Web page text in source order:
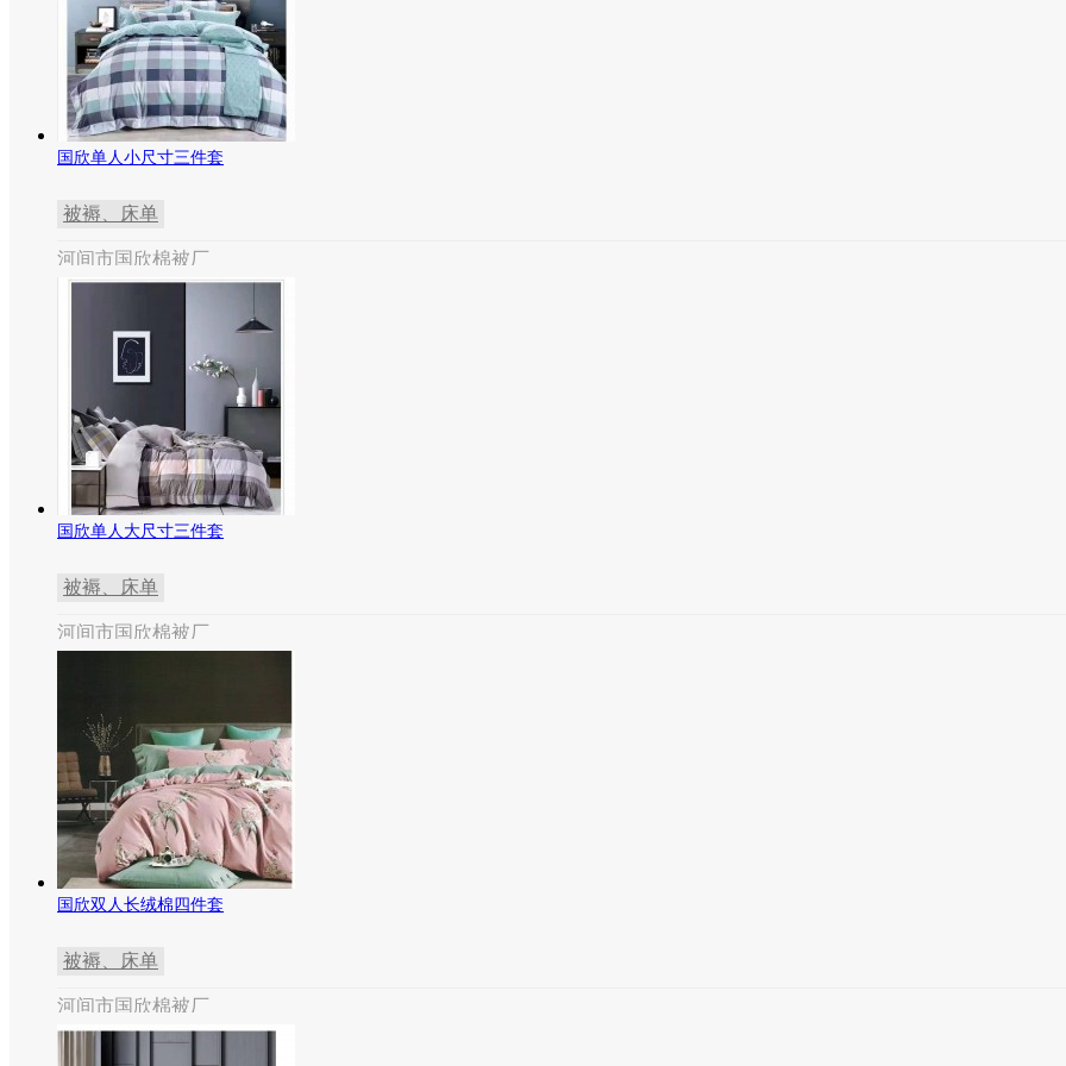
国欣单人小尺寸三件套
被褥、床单
河间市国欣棉被厂
国欣单人大尺寸三件套
被褥、床单
河间市国欣棉被厂
国欣双人长绒棉四件套
被褥、床单
河间市国欣棉被厂